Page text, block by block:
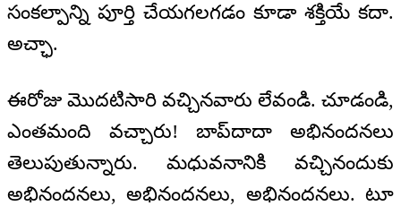
సంకల్పాన్ని పూర్తి చేయగలగడం కూడా శక్తియే కదా.
అచ్ఛా.
ఈరోజు మొదటిసారి వచ్చినవారు లేవండి. చూడండి,
ఎంతమంది వచ్చారు! బాప్‌దాదా అభినందనలు
తెలుపుతున్నారు. మధువనానికి వచ్చినందుకు
అభినందనలు, అభినందనలు, అభినందనలు. టూ